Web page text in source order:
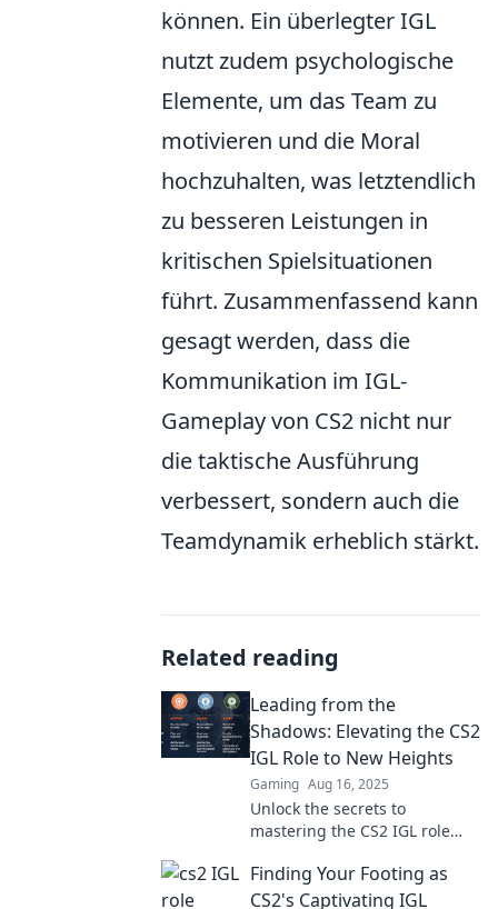
können. Ein überlegter IGL
nutzt zudem psychologische
Elemente, um das Team zu
motivieren und die Moral
hochzuhalten, was letztendlich
zu besseren Leistungen in
kritischen Spielsituationen
führt. Zusammenfassend kann
gesagt werden, dass die
Kommunikation im IGL-
Gameplay von CS2 nicht nur
die taktische Ausführung
verbessert, sondern auch die
Teamdynamik erheblich stärkt.
Related reading
Leading from the
Shadows: Elevating the CS2
IGL Role to New Heights
Gaming Aug 16, 2025
Unlock the secrets to
mastering the CS2 IGL role
—lead from the shadows and
dominate the competition!
Finding Your Footing as
CS2's Captivating IGL